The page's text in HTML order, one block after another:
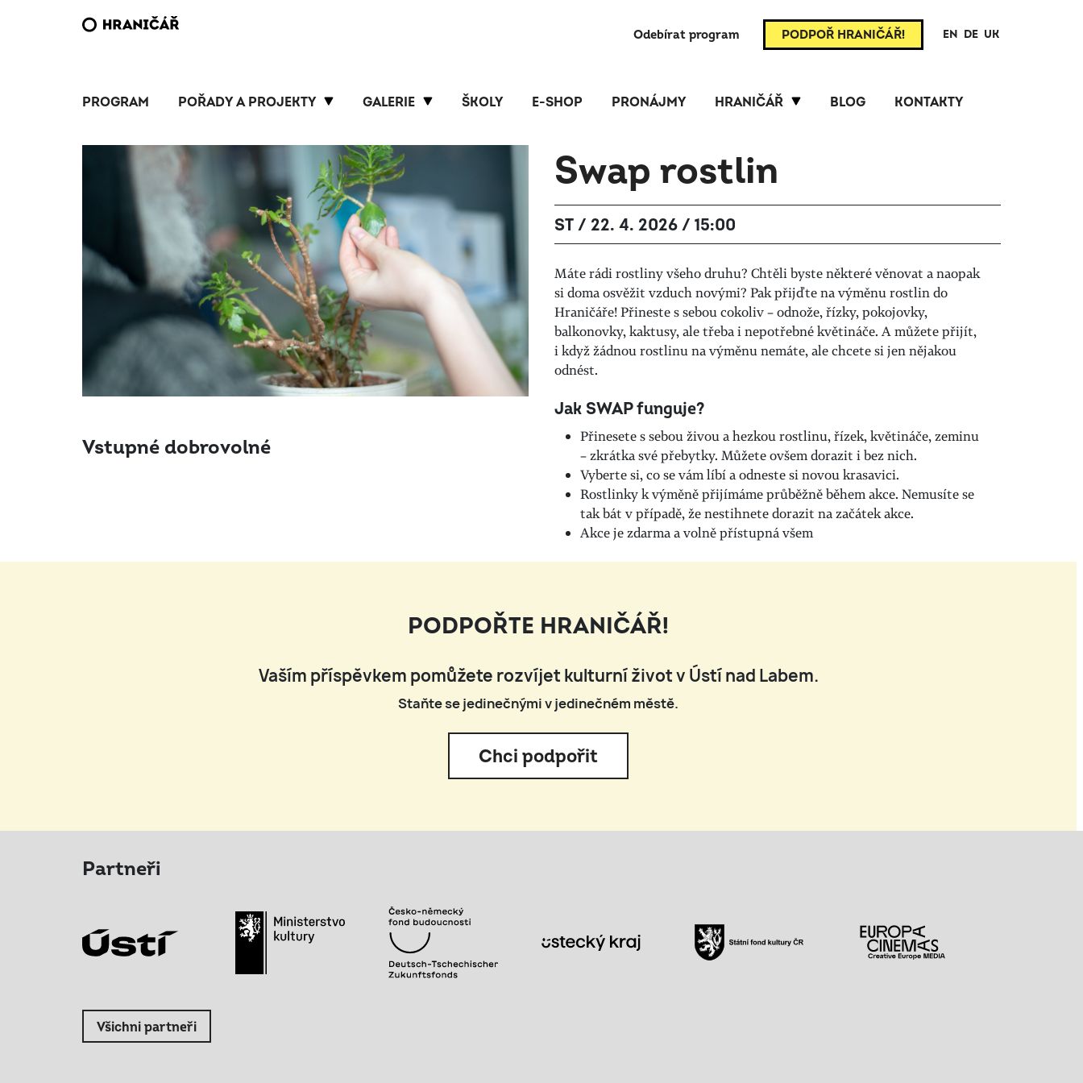
Odebírat program PODPOŘ HRANIČÁŘ! EN DE UK
PROGRAM POŘADY A PROJEKTY GALERIE ŠKOLY E-SHOP PRONÁJMY HRANIČÁŘ BLOG KONTAKTY
Swap rostlin
ST / 22. 4. 2026 / 15:00
Máte rádi rostliny všeho druhu? Chtěli byste některé věnovat a naopak
si doma osvěžit vzduch novými? Pak přijďte na výměnu rostlin do
Hraničáře! Přineste s sebou cokoliv – odnože, řízky, pokojovky,
balkonovky, kaktusy, ale třeba i nepotřebné květináče. A můžete přijít,
i když žádnou rostlinu na výměnu nemáte, ale chcete si jen nějakou
odnést.
Jak SWAP funguje?
Přinesete s sebou živou a hezkou rostlinu, řízek, květináče, zeminu
– zkrátka své přebytky. Můžete ovšem dorazit i bez nich.
Vyberte si, co se vám líbí a odneste si novou krasavici.
Rostlinky k výměně přijímáme průběžně během akce. Nemusíte se
tak bát v případě, že nestihnete dorazit na začátek akce.
Akce je zdarma a volně přístupná všem
Vstupné dobrovolné
PODPOŘTE HRANIČÁŘ!
Vaším příspěvkem pomůžete rozvíjet kulturní život v Ústí nad Labem.
Staňte se jedinečnými v jedinečném městě.
Chci podpořit
Partneři
Všichni partneři